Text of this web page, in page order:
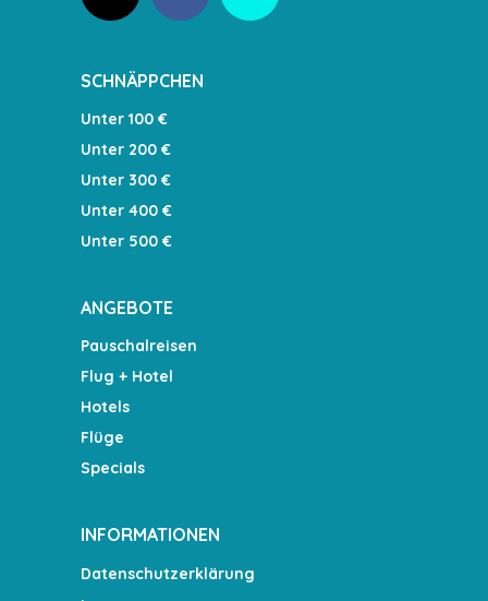
SCHNÄPPCHEN
Unter 100 €
Unter 200 €
Unter 300 €
Unter 400 €
Unter 500 €
ANGEBOTE
Pauschalreisen
Flug + Hotel
Hotels
Flüge
Specials
INFORMATIONEN
Datenschutzerklärung